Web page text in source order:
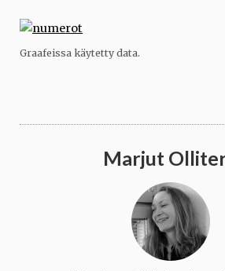
Graafeissa käytetty data.
Marjut